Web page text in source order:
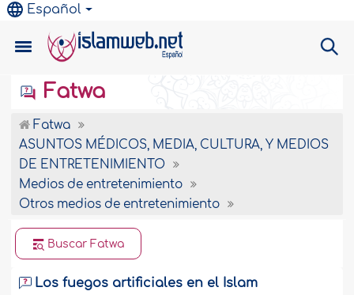
Español
Fatwa
Fatwa
ASUNTOS MÉDICOS, MEDIA, CULTURA, Y MEDIOS
DE ENTRETENIMIENTO
Medios de entretenimiento
Otros medios de entretenimiento
Buscar Fatwa
Los fuegos artificiales en el Islam